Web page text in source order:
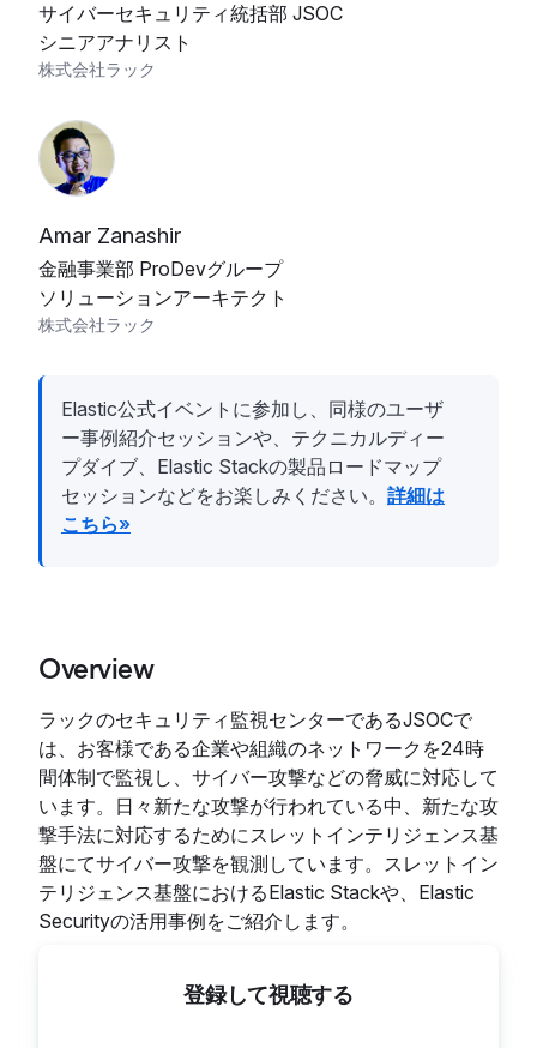
サイバーセキュリティ統括部 JSOC
シニアアナリスト
株式会社ラック
Amar Zanashir
金融事業部 ProDevグループ
ソリューションアーキテクト
株式会社ラック
Elastic公式イベントに参加し、同様のユーザ
ー事例紹介セッションや、テクニカルディー
プダイブ、Elastic Stackの製品ロードマップ
セッションなどをお楽しみください。 詳細は
こちら»
Overview
ラックのセキュリティ監視センターであるJSOCで
は、お客様である企業や組織のネットワークを24時
間体制で監視し、サイバー攻撃などの脅威に対応して
います。日々新たな攻撃が行われている中、新たな攻
撃手法に対応するためにスレットインテリジェンス基
盤にてサイバー攻撃を観測しています。スレットイン
テリジェンス基盤におけるElastic Stackや、Elastic
Securityの活用事例をご紹介します。
登録して視聴する